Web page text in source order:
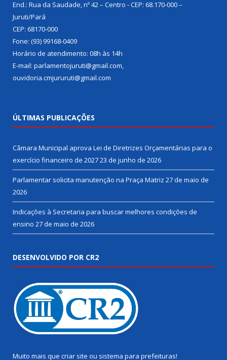
End.: Rua da Saudade, nº 42 – Centro - CEP: 68.170-000 –
Juruti/Pará
CEP: 68170-000
Fone: (93) 99168-0409
Horário de atendimento: 08h às 14h
E-mail: parlamentojuruti@gmail.com,
ouvidoria.cmjururuti@gmail.com
ÚLTIMAS PUBLICAÇÕES
Câmara Municipal aprova Lei de Diretrizes Orçamentárias para o
exercício financeiro de 202723 de junho de 2026
Parlamentar solicita manutenção na Praça Matriz 27 de maio de
2026
Indicações à Secretaria para buscar melhores condições de
ensino 27 de maio de 2026
DESENVOLVIDO POR CR2
Muito mais que criar site ou sistema para prefeituras!